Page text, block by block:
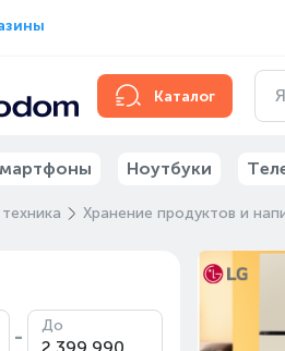
Каталог
Ноутбуки
Хранение продуктов и
- До